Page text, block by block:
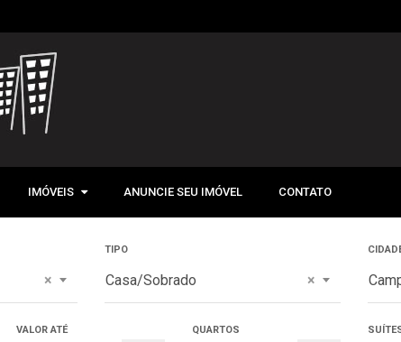
IMÓVEIS
IMÓVEIS
LOCAÇÃO
ANUNCIE SEU IMÓVEL CONTATO
×
TIPO
×
Casa/Sobrado
VALOR ATÉ QUARTOS